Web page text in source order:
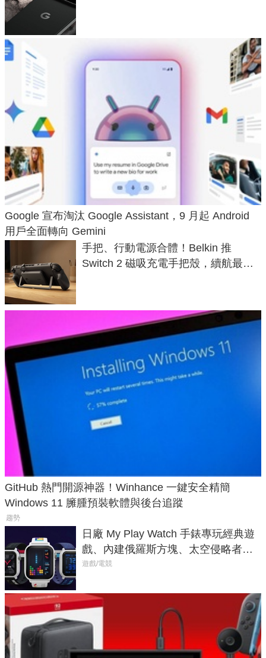
Google 宣布淘汰 Google Assistant，9 月起 Android
用戶全面轉向 Gemini
手把、行動電源合體！Belkin 推
Switch 2 磁吸充電手把殼，續航最高
GitHub 熱門開源神器！Winhance 一鍵安全精簡
Windows 11 臃腫預裝軟體與後台追蹤
趨勢
日廠 My Play Watch 手錶專玩經典遊
戲、內建俄羅斯方塊、太空侵略者，
不過竟然不能連手機？
遊戲/電競